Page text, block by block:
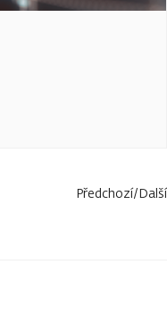
Předchozí/Další